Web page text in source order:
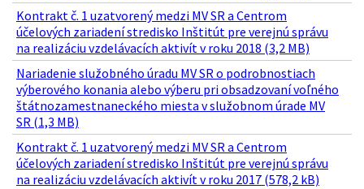
Kontrakt č. 1 uzatvorený medzi MV SR a Centrom
účelových zariadení stredisko Inštitút pre verejnú správu
na realizáciu vzdelávacích aktivít v roku 2018 (3,2 MB)
Nariadenie služobného úradu MV SR o podrobnostiach
výberového konania alebo výberu pri obsadzovaní voľného
štátnozamestnaneckého miesta v služobnom úrade MV
SR (1,3 MB)
Kontrakt č. 1 uzatvorený medzi MV SR a Centrom
účelových zariadení stredisko Inštitút pre verejnú správu
na realizáciu vzdelávacích aktivít v roku 2017 (578,2 kB)